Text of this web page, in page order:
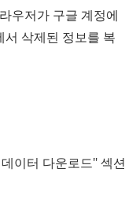
우저가 구글 계정에
삭제된 정보를 복
이터 다운로드" 섹션